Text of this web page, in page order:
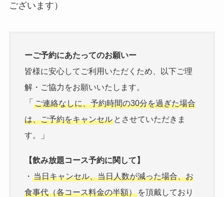
ございます）
ーご予約にあたってのお願いー
皆様に安心してご利用いただくため、以下ご理
解・ご協力をお願いいたします。
「 ご連絡なしに、予約時間の30分を過ぎた場合
は、ご予約をキャンセルとさせていただきま
す。
」
【飲み放題コース予約に関して】
・ 当日キャンセル、当日人数が減った場合、お
食事代（各コース料金の半額）を頂戴しており